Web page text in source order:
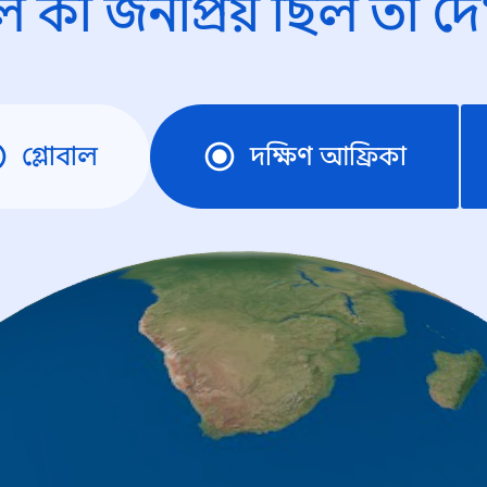
কী জনপ্রিয় ছিল তা
গ্লোবাল দক্ষিণ আফ্রিকা